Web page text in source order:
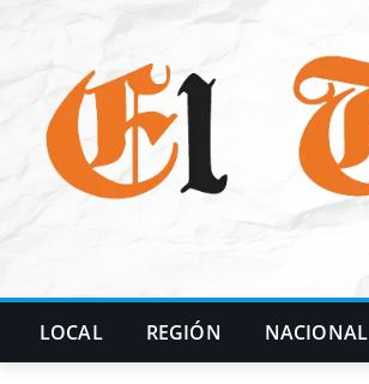
LOCAL REGIÓN NACIONAL